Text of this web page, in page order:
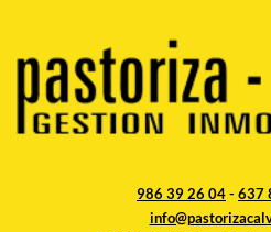
986 39 26 04- 637